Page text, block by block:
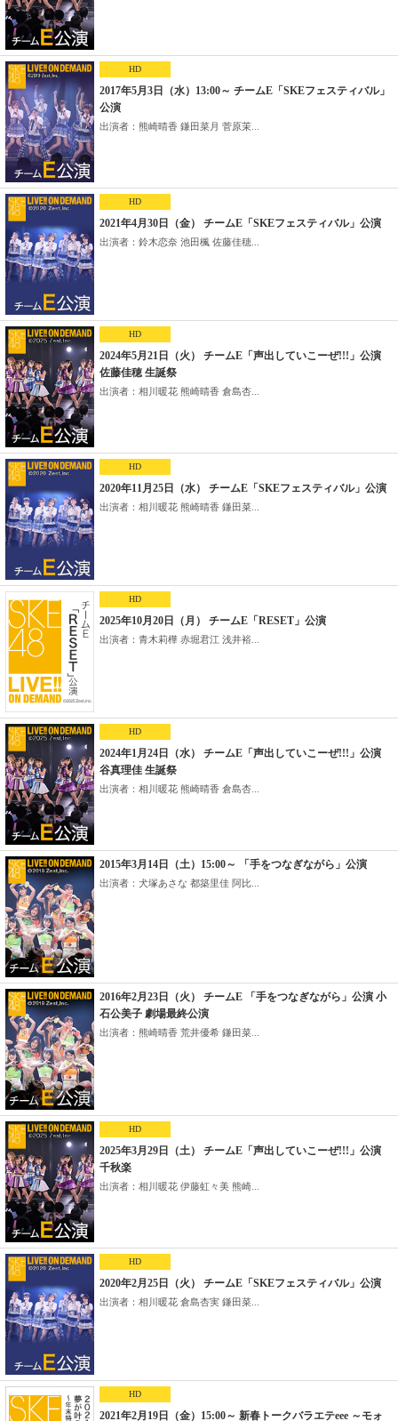
HD
2017年5月3日（水）13:00～ チームE「SKEフェスティバル」
公演
出演者：熊崎晴香 鎌田菜月 菅原茉...
HD
2021年4月30日（金） チームE「SKEフェスティバル」公演
出演者：鈴木恋奈 池田楓 佐藤佳穂...
HD
2024年5月21日（火） チームE「声出していこーぜ!!!」公演
佐藤佳穂 生誕祭
出演者：相川暖花 熊崎晴香 倉島杏...
HD
2020年11月25日（水） チームE「SKEフェスティバル」公演
出演者：相川暖花 熊崎晴香 鎌田菜...
HD
2025年10月20日（月） チームE「RESET」公演
出演者：青木莉樺 赤堀君江 浅井裕...
HD
2024年1月24日（水） チームE「声出していこーぜ!!!」公演
谷真理佳 生誕祭
出演者：相川暖花 熊崎晴香 倉島杏...
2015年3月14日（土）15:00～ 「手をつなぎながら」公演
出演者：犬塚あさな 都築里佳 阿比...
2016年2月23日（火） チームE 「手をつなぎながら」公演 小
石公美子 劇場最終公演
出演者：熊崎晴香 荒井優希 鎌田菜...
HD
2025年3月29日（土） チームE「声出していこーぜ!!!」公演
千秋楽
出演者：相川暖花 伊藤虹々美 熊崎...
HD
2020年2月25日（火） チームE「SKEフェスティバル」公演
出演者：相川暖花 倉島杏実 鎌田菜...
HD
2021年2月19日（金）15:00～ 新春トークバラエテeee ～モォ